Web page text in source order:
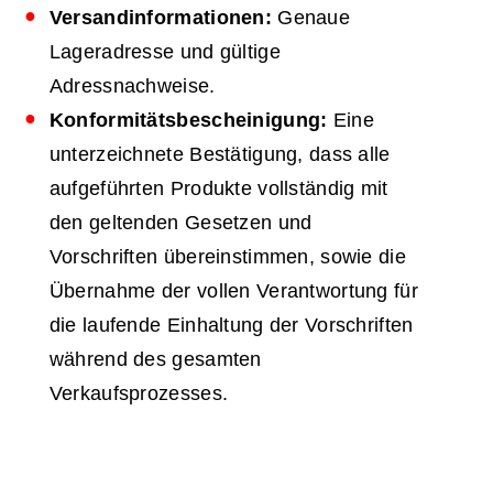
Versandinformationen: Genaue
Lageradresse und gültige
Adressnachweise.
Konformitätsbescheinigung: Eine
unterzeichnete Bestätigung, dass alle
aufgeführten Produkte vollständig mit
den geltenden Gesetzen und
Vorschriften übereinstimmen, sowie die
Übernahme der vollen Verantwortung für
die laufende Einhaltung der Vorschriften
während des gesamten
Verkaufsprozesses.